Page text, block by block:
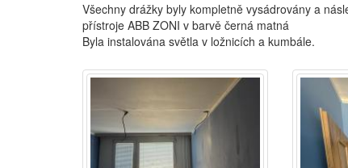
Všechny drážky byly kompletně vysádrovány a
přístroje ABB ZONI v barvě černá matná
Byla instalována světla v ložnicích a kumbále.